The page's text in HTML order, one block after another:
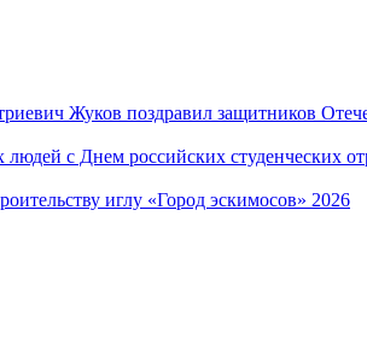
иглу «Город эскимосов» 2026